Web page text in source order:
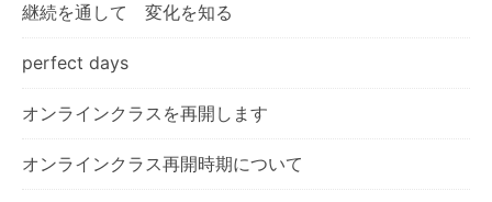
継続を通して 変化を知る
perfect days
オンラインクラスを再開します
オンラインクラス再開時期について